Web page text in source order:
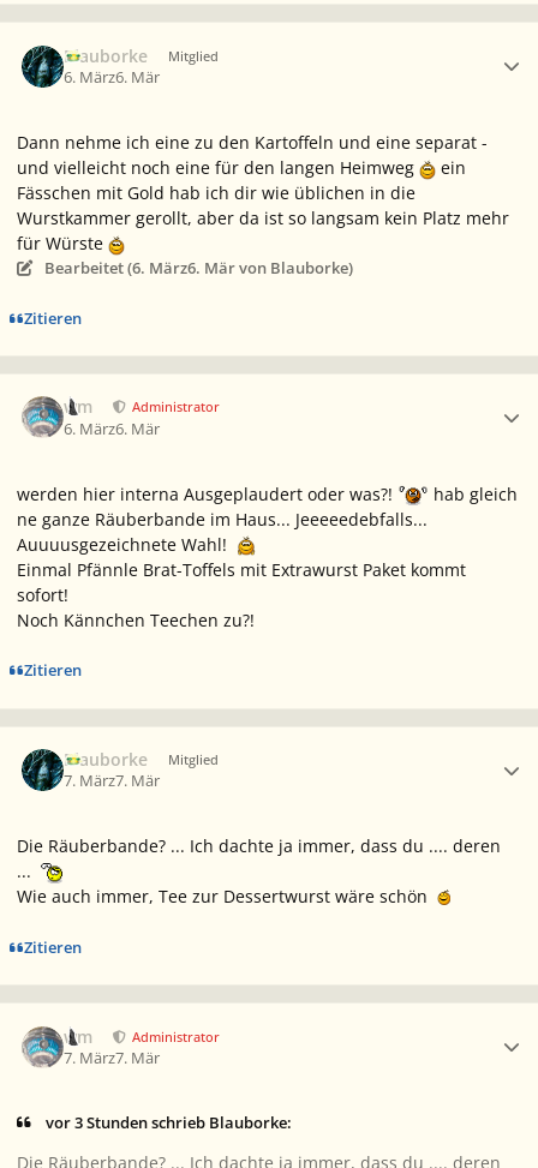
Blauborke Mitglied
6. März6. Mär
Dann nehme ich eine zu den Kartoffeln und eine separat -
und vielleicht noch eine für den langen Heimweg
ein
Fässchen mit Gold hab ich dir wie üblichen in die
Wurstkammer gerollt, aber da ist so langsam kein Platz mehr
für Würste
Bearbeitet (6. März6. Märvon Blauborke)
Zitieren
wm Administrator
6. März6. Mär
werden hier interna Ausgeplaudert oder was?!
hab gleich
ne ganze Räuberbande im Haus... Jeeeeedebfalls...
Auuuusgezeichnete Wahl!
Einmal Pfännle Brat-Toffels mit Extrawurst Paket kommt
sofort!
Noch Kännchen Teechen zu?!
Zitieren
Blauborke Mitglied
7. März7. Mär
Die Räuberbande? ... Ich dachte ja immer, dass du .... deren
...
Wie auch immer, Tee zur Dessertwurst wäre schön
Zitieren
wm Administrator
7. März7. Mär
vor 3 Stunden schrieb Blauborke:
Die Räuberbande? ... Ich dachte ja immer, dass du .... deren